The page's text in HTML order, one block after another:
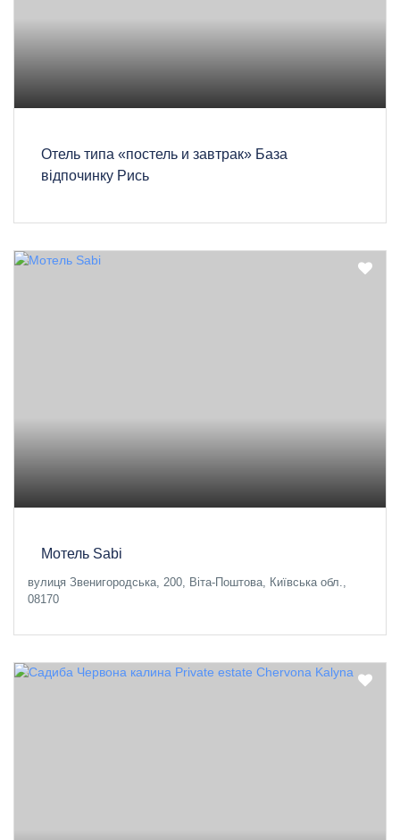
Отель типа «постель и завтрак» База
відпочинку Рись
Мотель Sabi
вулиця Звенигородська, 200, Віта-Поштова, Київська обл.,
08170